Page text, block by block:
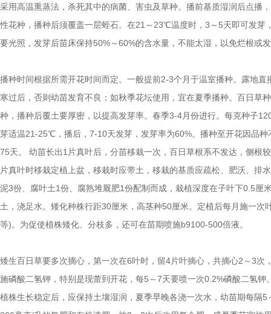
采用高温熏蒸法，杀死其中的病菌、害虫及草种。播前基质湿润后点播
性花种，播种后须覆盖一层蛭石。在21～23℃温度时，3～5天即可发芽
要光照，发芽后苗床保持50%～60%的含水量，不能太湿，以免烂根或
播种时间根据所需开花时间而定。一般提前2-3个月于温室播种。露地直
寒过后，否则幼苗发育不良；如秋季花坛使用，宜在夏季播种。百日草
种，播种后覆土要厚密，以提高发芽率。春季3-4月份进行。每克种子
芽适温21-25℃，播后，7-10天发芽，发芽率为60%。播种至开花因品种
75天。 幼苗长出1片真叶后，分苗移栽一次，百日草根系不发达，侧根
片真叶时移栽定植上盆，移栽时应带土，移栽的基质应疏松、肥沃、排
泥3份、腐叶土1份、腐熟堆厩肥1份配制而成，栽植深度在子叶下0.5厘
土，浇足水。矮化种株行距30厘米，高茎种50厘米。定植后每月施一次
等)。为促使植株矮化、分枝多，还可在苗期喷施b9100-500倍液。
矮生百日草要多次摘心，第一次在6叶时，留4片叶摘心，共摘心2～3次
施磷酸二氢钾，特别是现蕾到开花，每5～7天要喷一次0.2%磷酸二氢钾
植株生长稳定后，应保持土壤湿润，夏季早晚各浇一次水，幼苗期每隔5